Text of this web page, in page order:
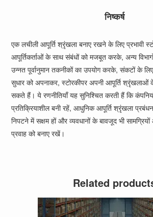
निष्कर्ष
एक लचीली आपूर्ति श्रृंखला बनाए रखने के लिए प्रभावी
आपूर्तिकर्ताओं के साथ संबंधों को मजबूत करके, अन्य
उन्नत पूर्वानुमान तकनीकों का उपयोग करके, संकटों के
सुधार को अपनाकर, स्टोरकीपर अपनी आपूर्ति श्रृंखलाओं
सकते हैं। ये रणनीतियाँ यह सुनिश्चित करती हैं कि
प्रतिक्रियाशील बनी रहें, आधुनिक आपूर्ति श्रृंखला
निपटने में सक्षम हों और व्यवधानों के बावजूद भी
प्रवाह को बनाए रखें।
Related